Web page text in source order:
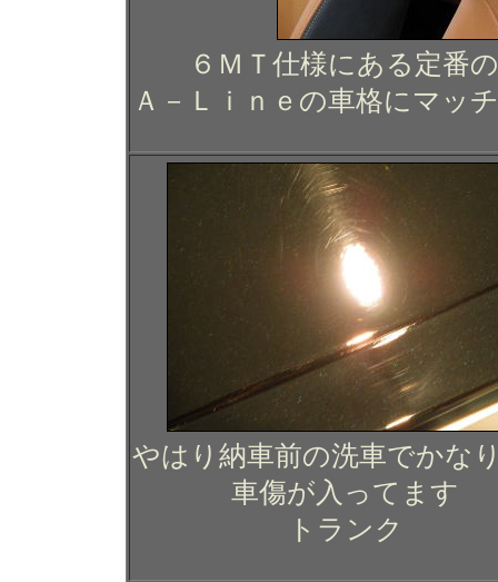
６ＭＴ仕様にある定番
Ａ－Ｌｉｎｅの車格にマッ
やはり納車前の洗車でかな
車傷が入ってます
トランク